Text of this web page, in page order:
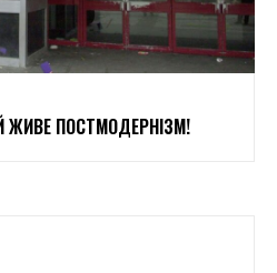
ЖИВЕ ПОСТМОДЕРНІЗМ!